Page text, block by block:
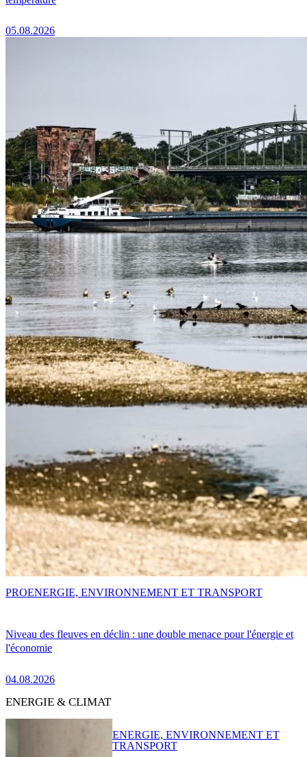
05.08.2026
Niveau des fleuves en déclin : une double menace pour l'énergie et
l'économie
04.08.2026
PROENERGIE, ENVIRONNEMENT ET TRANSPORT
ENERGIE & CLIMAT
ENERGIE, ENVIRONNEMENT ET
TRANSPORT